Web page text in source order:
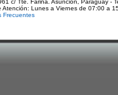
c/ Tte. Fariña. Asunción, Paraguay -
Atención: Lunes a Viernes de 07:00 a
Frecuentes